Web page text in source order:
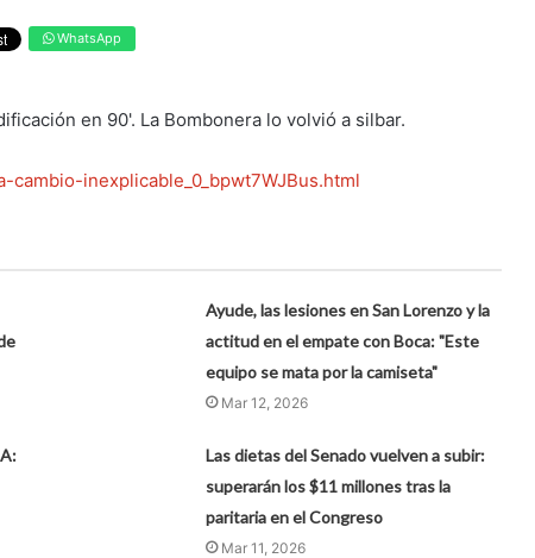
WhatsApp
en 90'. La Bombonera lo volvió a silbar.
inexplicable_0_bpwt7WJBus.html
Ayude, las lesiones en San Lorenzo y la
actitud en el empate con Boca: "Este
equipo se mata por la camiseta"
Mar 12, 2026
Las dietas del Senado vuelven a subir:
superarán los $11 millones tras la
paritaria en el Congreso
Mar 11, 2026